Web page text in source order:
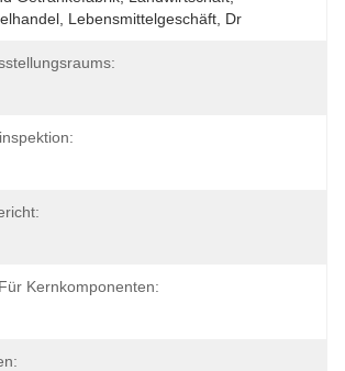
Lebensmittelgeschäft, Dr
Kernkomponenten: